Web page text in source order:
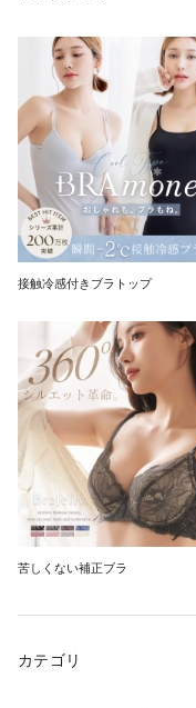
接触冷感付きブラトップ
苦しくない補正ブラ
カテゴリ